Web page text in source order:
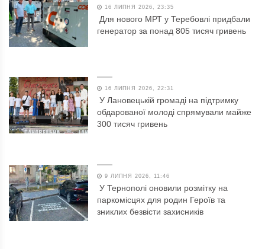
16 ЛИПНЯ 2026, 23:35
Для нового МРТ у Теребовлі придбали
генератор за понад 805 тисяч гривень
16 ЛИПНЯ 2026, 22:31
У Лановецькій громаді на підтримку
обдарованої молоді спрямували майже
300 тисяч гривень
9 ЛИПНЯ 2026, 11:46
У Тернополі оновили розмітку на
паркомісцях для родин Героїв та
зниклих безвісти захисників